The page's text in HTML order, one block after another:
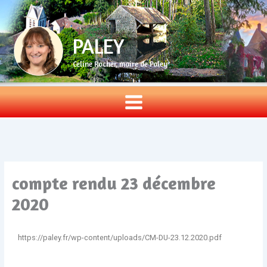
contenu
PALEY
Celine Rocher, maire de Paley
compte rendu 23 décembre
2020
https://paley.fr/wp-content/uploads/CM-DU-23.12.2020.pdf